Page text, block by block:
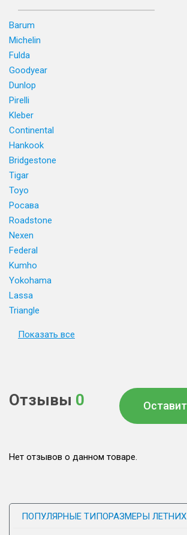
Barum
Michelin
Fulda
Goodyear
Dunlop
Pirelli
Kleber
Continental
Hankook
Bridgestone
Tigar
Toyo
Росава
Roadstone
Nexen
Federal
Kumho
Yokohama
Lassa
Triangle
Показать все
Отзывы 0
Нет отзывов о данном товаре.
ПОПУЛЯРНЫЕ ТИПОРАЗМЕРЫ